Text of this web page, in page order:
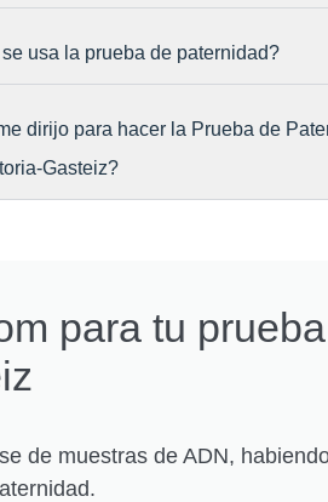
usa la prueba de paternidad?
dirijo para hacer la Prueba de
Gasteiz?
para tu
de muestras de ADN,